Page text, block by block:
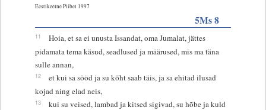
Eestikeelne Piibel 1997
5Ms 8
11
Hoia, et sa ei unusta Issandat, oma Jumalat, jättes
pidamata tema käsud, seadlused ja määrused, mis ma täna
sulle annan,
12
et kui sa sööd ja su kõht saab täis, ja sa ehitad ilusad
kojad ning elad neis,
13
kui su veised, lambad ja kitsed sigivad, su hõbe ja kuld